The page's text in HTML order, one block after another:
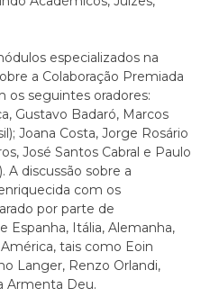
especializados na
a Colaboração Premiada
os seguintes oradores:
Gustavo Badaró, Marcos
Joana Costa, Jorge Rosário
José Santos Cabral e Paulo
A discussão sobre a
com os
por parte de
Espanha, Itália, Alemanha,
tais como Eoin
Langer, Renzo Orlandi,
Armenta Deu.